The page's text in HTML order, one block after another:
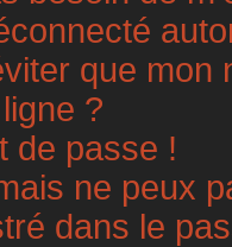
que
?
de passe !
ne peux
dans le